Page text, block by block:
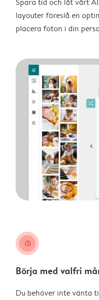
Spara tid och låt vårt
layouter föreslå en
placera foton i din
clock
Börja med valfri
Du behöver inte vänta